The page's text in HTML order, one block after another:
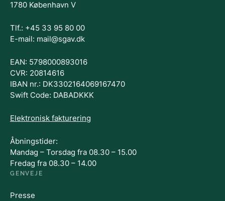
1780 København V
Tlf.: +45 33 95 80 00
E-mail: mail@sgav.dk
EAN: 5798000893016
CVR: 20814616
IBAN nr.: DK3302164069167470
Swift Code: DABADKKK
Elektronisk fakturering
Åbningstider:
Mandag – Torsdag fra 08.30 – 15.00
Fredag fra 08.30 – 14.00
GENVEJE
Presse